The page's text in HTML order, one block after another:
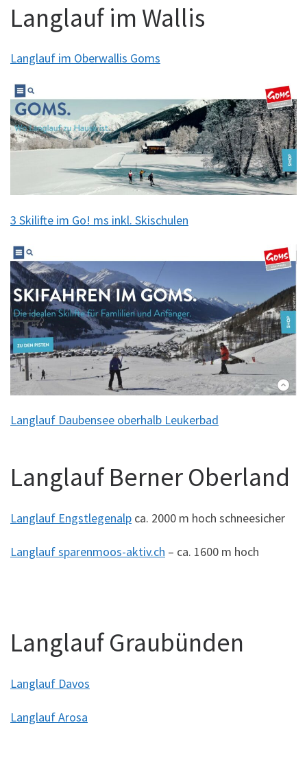
Langlauf im Wallis
Langlauf im Oberwallis Goms
3 Skilifte im Go! ms inkl. Skischulen
Langlauf Daubensee oberhalb Leukerbad
Langlauf Berner Oberland
Langlauf Engstlegenalp ca. 2000 m hoch schneesicher
Langlauf sparenmoos-aktiv.ch – ca. 1600 m hoch
Langlauf Graubünden
Langlauf Davos
Langlauf Arosa